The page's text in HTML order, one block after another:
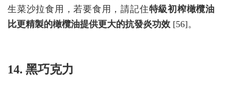
生菜沙拉食用，若要食用，請記住特級初榨橄欖油
比更精製的橄欖油提供更大的抗發炎功效 [56]。
14. 黑巧克力